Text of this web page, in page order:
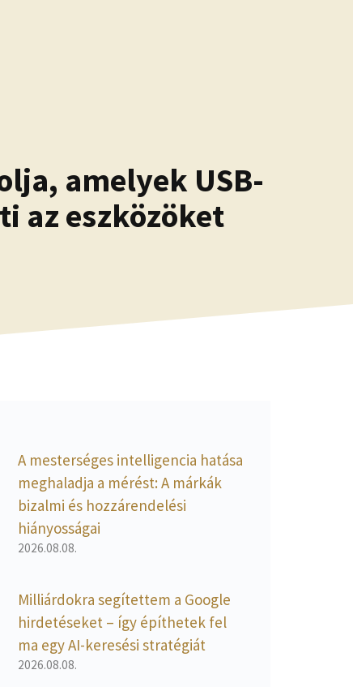
amelyek USB-
az eszközöket
A mesterséges intelligencia hatása
meghaladja a mérést: A márkák
bizalmi és hozzárendelési
hiányosságai
2026.08.08.
Milliárdokra segítettem a Google
hirdetéseket – így építhetek fel
ma egy AI-keresési stratégiát
2026.08.08.